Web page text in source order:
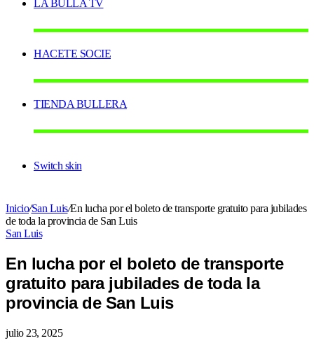
LA BULLA TV
HACETE SOCIE
TIENDA BULLERA
Switch skin
Inicio/San Luis/En lucha por el boleto de transporte gratuito para jubilades
de toda la provincia de San Luis
San Luis
En lucha por el boleto de transporte
gratuito para jubilades de toda la
provincia de San Luis
julio 23, 2025